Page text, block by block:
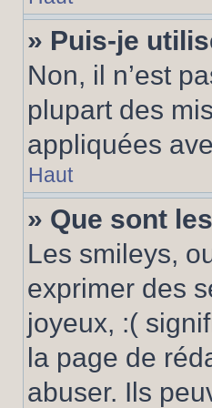
» Puis-je
Non, il n’est
plupart des
appliquées
Haut
» Que sont
Les smileys,
exprimer des
joyeux, :(
la page de
abuser. Ils